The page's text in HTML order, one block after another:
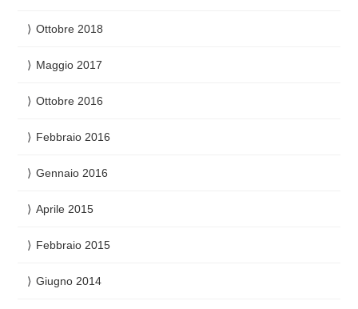
Ottobre 2018
Maggio 2017
Ottobre 2016
Febbraio 2016
Gennaio 2016
Aprile 2015
Febbraio 2015
Giugno 2014